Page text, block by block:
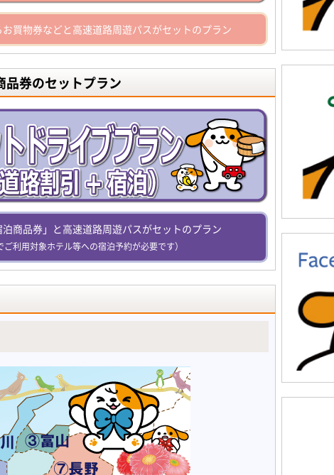
買物券などと高速道路周遊パスがセットのプラン
券のセットプラン
商品券」と高速道路周遊パスがセットのプラン
利用対象ホテル等への宿泊予約が必要です）